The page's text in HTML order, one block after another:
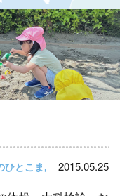
ひとこま 2015.05.25